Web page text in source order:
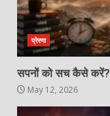
प्रेरणा
सपनों को सच कैसे करें?
May 12, 2026